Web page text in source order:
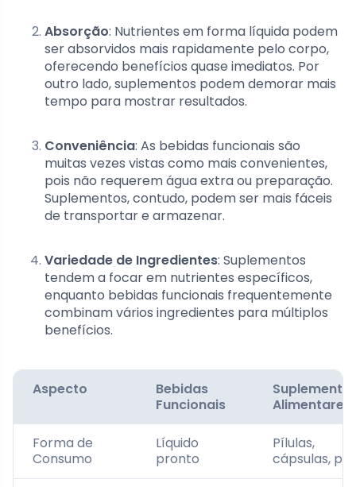
Absorção: Nutrientes em forma líquida podem
ser absorvidos mais rapidamente pelo corpo,
oferecendo benefícios quase imediatos. Por
outro lado, suplementos podem demorar mais
tempo para mostrar resultados.
Conveniência: As bebidas funcionais são
muitas vezes vistas como mais convenientes,
pois não requerem água extra ou preparação.
Suplementos, contudo, podem ser mais fáceis
de transportar e armazenar.
Variedade de Ingredientes: Suplementos
tendem a focar em nutrientes específicos,
enquanto bebidas funcionais frequentemente
combinam vários ingredientes para múltiplos
benefícios.
Aspecto
Bebidas
Funcionais
Alimentares
Forma de
Consumo
Líquido
pronto
Pílulas,
cápsulas, pós